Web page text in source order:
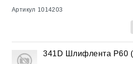
Артикул 1014203
341D Шлифлента Р60